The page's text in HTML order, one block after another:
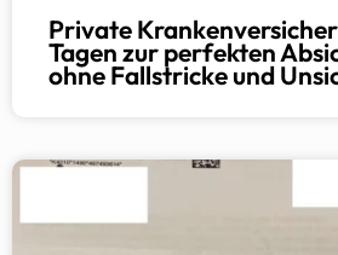
Private
Tagen zur perfekten
ohne Fallstricke und